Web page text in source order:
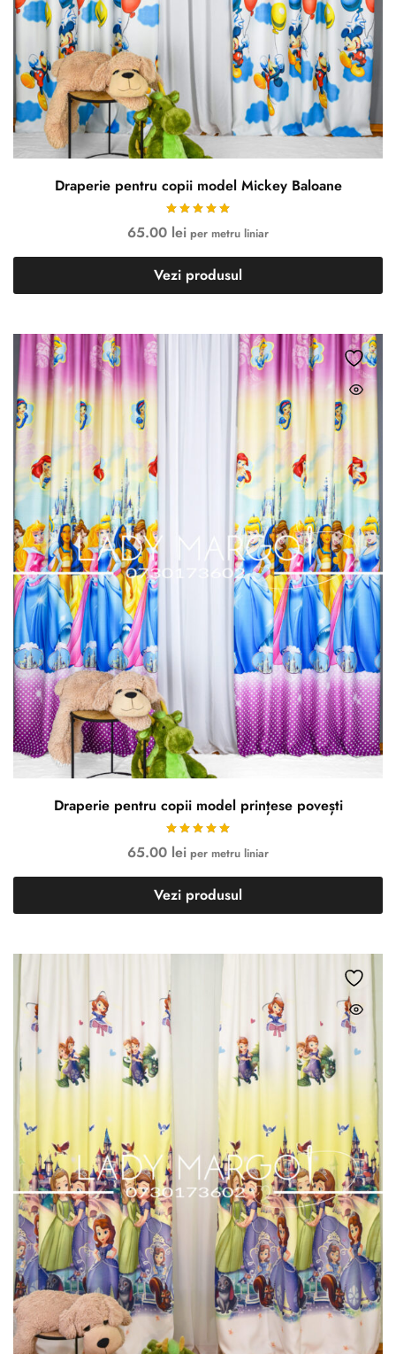
Draperie pentru copii model Mickey Baloane
65.00 lei per metru liniar
Vezi produsul
Draperie pentru copii model prințese povești
65.00 lei per metru liniar
Vezi produsul